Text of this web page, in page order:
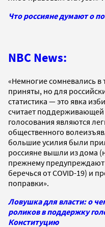
Что россияне думают о
NBC News:
«Немногие сомневались в
приняты, но для
статистика — это явка
считает поддерживающей
голосования являются
общественного
большие усилия были
россияне вышли из дома
прежнему
беречься от COVID-19) и
поправки».
Ловушка для власти: о
роликов в поддержку
Конституцию